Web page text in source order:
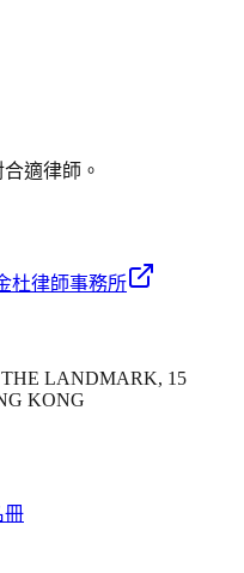
適律師。
杜律師事務所
THE LANDMARK, 15
KONG
冊